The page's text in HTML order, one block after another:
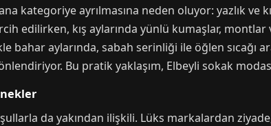
kategoriye ayrılmasına neden oluyor: yazlık ve
edilirken, kış aylarında yünlü kumaşlar, montlar
bahar aylarında, sabah serinliği ile öğlen sıcağı
Bu pratik yaklaşım, Elbeyli sokak
da yakından ilişkili. Lüks markalardan